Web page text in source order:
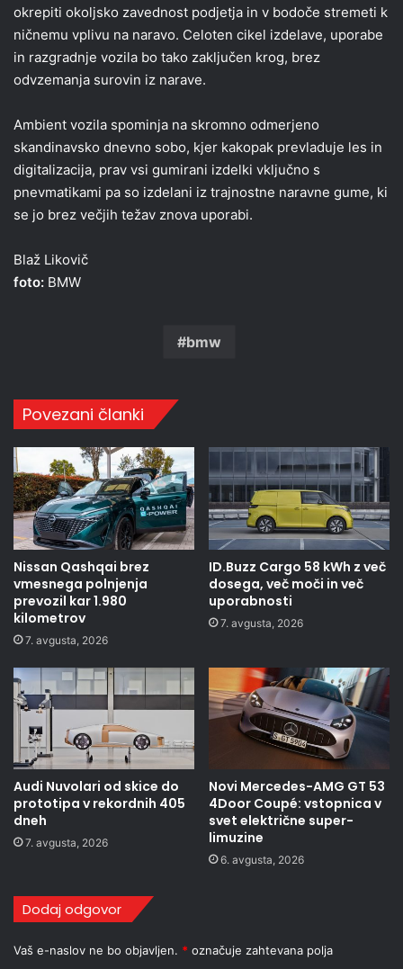
okrepiti okoljsko zavednost podjetja in v bodoče stremeti k
ničnemu vplivu na naravo. Celoten cikel izdelave, uporabe
in razgradnje vozila bo tako zaključen krog, brez
odvzemanja surovin iz narave.
Ambient vozila spominja na skromno odmerjeno
skandinavsko dnevno sobo, kjer kakopak prevladuje les in
digitalizacija, prav vsi gumirani izdelki vključno s
pnevmatikami pa so izdelani iz trajnostne naravne gume, ki
se jo brez večjih težav znova uporabi.
Blaž Likovič
foto: BMW
bmw
Povezani članki
Nissan Qashqai brez
vmesnega polnjenja
prevozil kar 1.980
kilometrov
7. avgusta, 2026
ID.Buzz Cargo 58 kWh z več
dosega, več moči in več
uporabnosti
7. avgusta, 2026
Audi Nuvolari od skice do
prototipa v rekordnih 405
dneh
7. avgusta, 2026
Novi Mercedes-AMG GT 53
4Door Coupé: vstopnica v
svet električne super-
limuzine
6. avgusta, 2026
Dodaj odgovor
Vaš e-naslov ne bo objavljen. * označuje zahtevana polja